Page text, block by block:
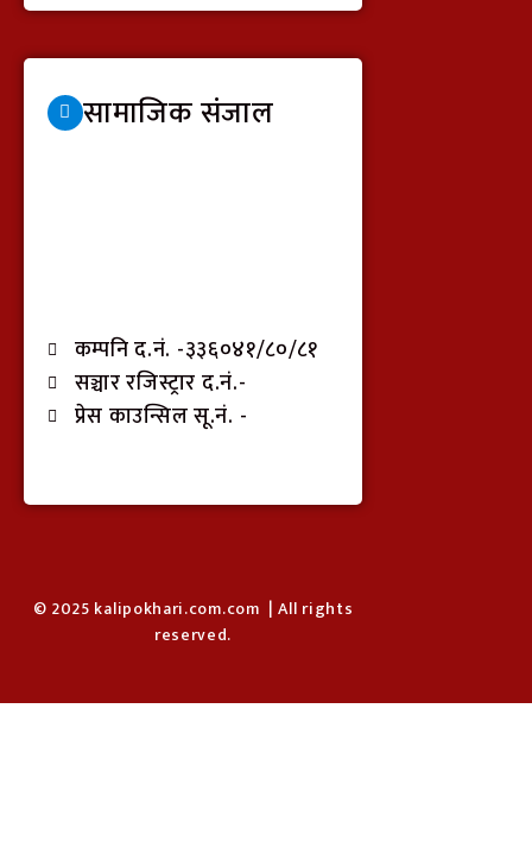
सामाजिक संजाल
कम्पनि द.नं. -३३६०४१/८०/८१
सञ्चार रजिस्ट्रार द.नं.-
प्रेस काउन्सिल सू.नं. -
© 2025 kalipokhari.com.com | All rights
reserved.